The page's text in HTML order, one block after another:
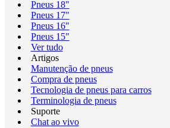
Pneus 18"
Pneus 17"
Pneus 16"
Pneus 15"
Ver tudo
Artigos
Manutenção de pneus
Compra de pneus
Tecnologia de pneus para carros
Terminologia de pneus
Suporte
Chat ao vivo